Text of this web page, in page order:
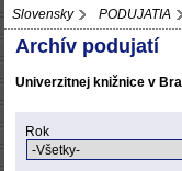
Slovensky PODUJATIA
Archív podujatí
Univerzitnej knižnice v
Rok